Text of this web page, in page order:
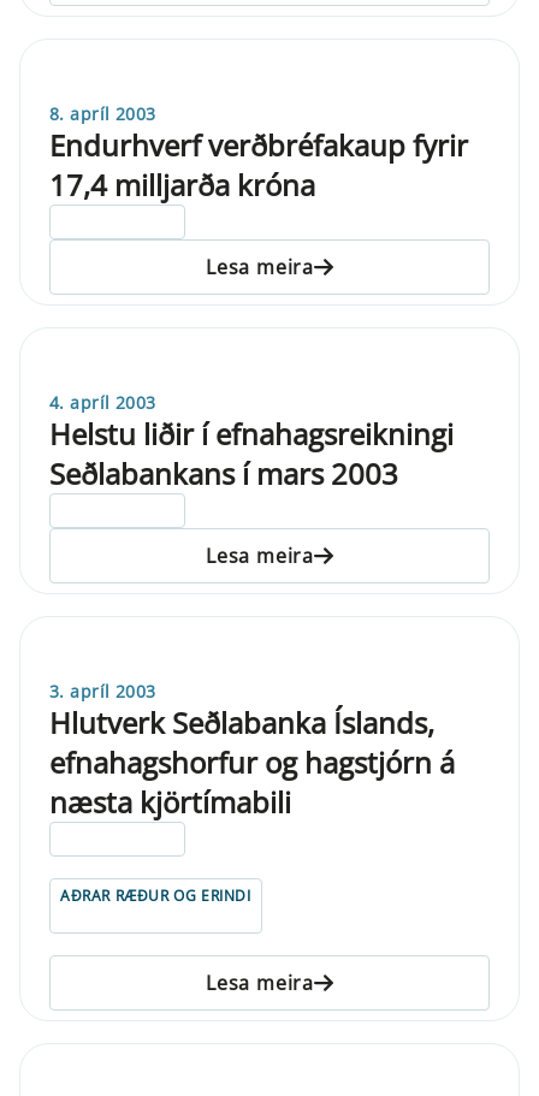
8. apríl 2003
Endurhverf verðbréfakaup fyrir
17,4 milljarða króna
Lesa meira
4. apríl 2003
Helstu liðir í efnahagsreikningi
Seðlabankans í mars 2003
Lesa meira
3. apríl 2003
Hlutverk Seðlabanka Íslands,
efnahagshorfur og hagstjórn á
næsta kjörtímabili
AÐRAR RÆÐUR OG ERINDI
Lesa meira